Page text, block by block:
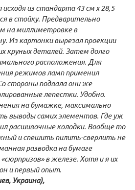
из стандарта 43 см х 28,5
в стойку. Предварительно
на миллиметровке в
Из картонки вырезал проекции
круных деталей. Затем долго
расположения. Для
режимов ламп применил
стороны подвала они же
лепестки. Удобно.
на бумажке, максимально
выводы самих элементов. Где уж
расшивочные колодки. Вообще то
и спешить пилить-сверлить не
разводка на бумаге
в железе. Хотя и я их
и первый опыт.
Украина),